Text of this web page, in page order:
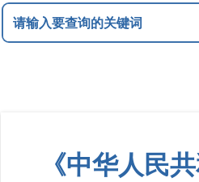
《中华人民